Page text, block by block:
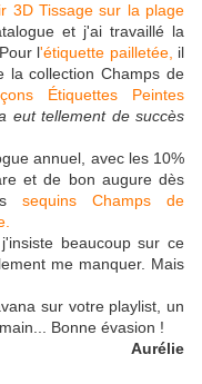
3D Tissage sur la plage
et j'ai travaillé la
Pour l'étiquette pailletée, il
la collection Champs de
Étiquettes Peintes
eut tellement de succès
annuel, avec les 10%
et de bon augure dès
sequins Champs de
beaucoup sur ce
me manquer. Mais
sur votre playlist, un
Bonne évasion !
Aurélie